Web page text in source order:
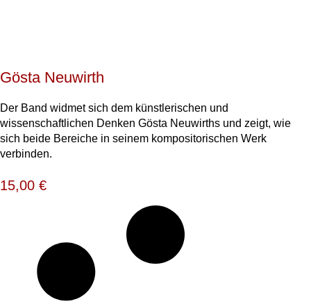
Gösta Neuwirth
Der Band widmet sich dem künstlerischen und
wissenschaftlichen Denken Gösta Neuwirths und zeigt, wie
sich beide Bereiche in seinem kompositorischen Werk
verbinden.
15,00 €